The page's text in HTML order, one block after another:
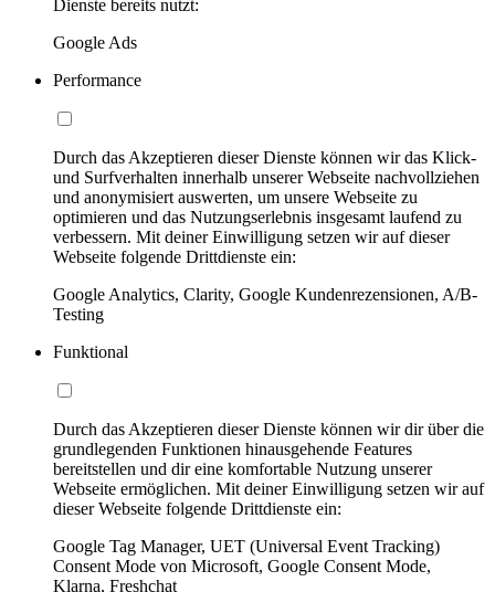
Dienste bereits nutzt:
Google Ads
Performance
Durch das Akzeptieren dieser Dienste können wir das Klick-
und Surfverhalten innerhalb unserer Webseite nachvollziehen
und anonymisiert auswerten, um unsere Webseite zu
optimieren und das Nutzungserlebnis insgesamt laufend zu
verbessern. Mit deiner Einwilligung setzen wir auf dieser
Webseite folgende Drittdienste ein:
Google Analytics, Clarity, Google Kundenrezensionen, A/B-
Testing
Funktional
Durch das Akzeptieren dieser Dienste können wir dir über die
grundlegenden Funktionen hinausgehende Features
bereitstellen und dir eine komfortable Nutzung unserer
Webseite ermöglichen. Mit deiner Einwilligung setzen wir auf
dieser Webseite folgende Drittdienste ein:
Google Tag Manager, UET (Universal Event Tracking)
Consent Mode von Microsoft, Google Consent Mode,
Klarna, Freshchat